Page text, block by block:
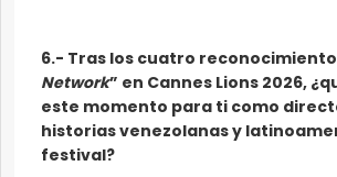
6.- Tras los cuatro
Network” en Cannes Lions 2026,
este momento para ti como
historias venezolanas y
festival?